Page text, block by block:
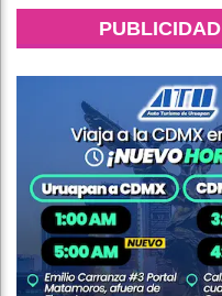
PUBLICIDAD